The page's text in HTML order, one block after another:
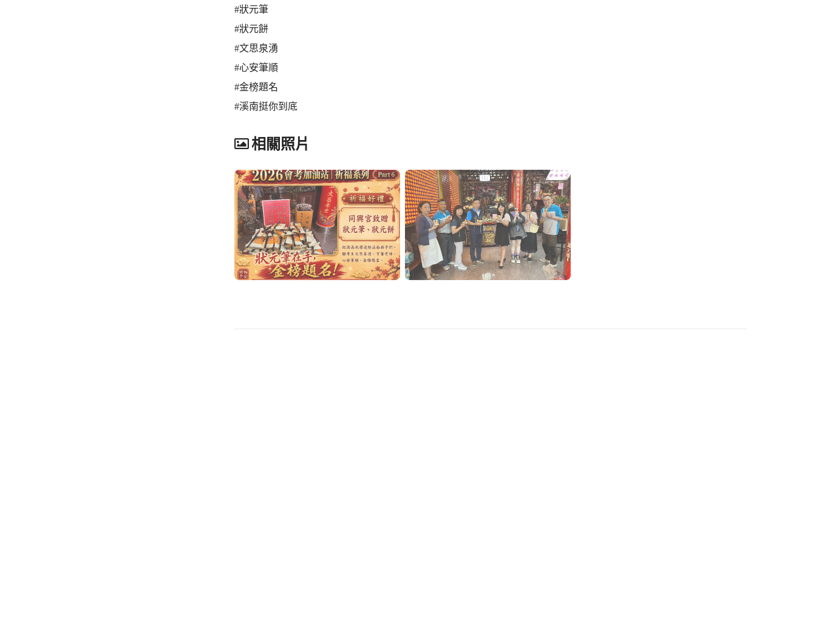
#狀元筆
#狀元餅
#文思泉湧
#心安筆順
#金榜題名
#溪南挺你到底
相關照片